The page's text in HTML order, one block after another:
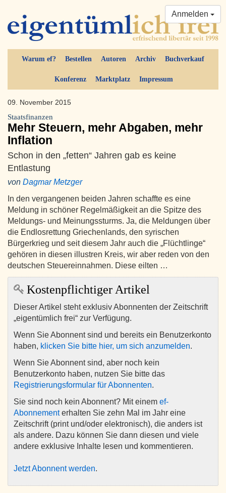
Warum ef? Bestellen Autoren Archiv Buchverkauf
Konferenz Marktplatz Impressum
Anmelden
09. November 2015
Staatsfinanzen
Mehr Steuern, mehr Abgaben, mehr
Inflation
Schon in den „fetten“ Jahren gab es keine
Entlastung
von Dagmar Metzger
In den vergangenen beiden Jahren schaffte es eine
Meldung in schöner Regelmäßigkeit an die Spitze des
Meldungs- und Meinungssturms. Ja, die Meldungen über
die Endlosrettung Griechenlands, den syrischen
Bürgerkrieg und seit diesem Jahr auch die „Flüchtlinge“
gehören in diesen illustren Kreis, wir aber reden von den
deutschen Steuereinnahmen. Diese eilten …
Kostenpflichtiger Artikel
Dieser Artikel steht exklusiv Abonnenten der Zeitschrift
„eigentümlich frei“ zur Verfügung.
Wenn Sie Abonnent sind und bereits ein Benutzerkonto
haben, klicken Sie bitte hier, um sich anzumelden.
Wenn Sie Abonnent sind, aber noch kein
Benutzerkonto haben, nutzen Sie bitte das
Registrierungsformular für Abonnenten.
Sie sind noch kein Abonnent? Mit einem ef-
Abonnementerhalten Sie zehn Mal im Jahr eine
Zeitschrift (print und/oder elektronisch), die anders ist
als andere. Dazu können Sie dann diesen und viele
andere exklusive Inhalte lesen und kommentieren.
Jetzt Abonnent werden.